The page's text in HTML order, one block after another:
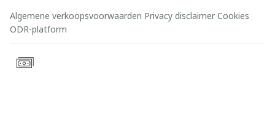
Algemene verkoopsvoorwaarden Privacy disclaimer Cookies
ODR-platform